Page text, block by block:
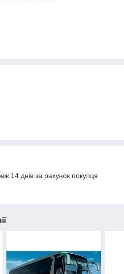
14 днів за рахунок покупця